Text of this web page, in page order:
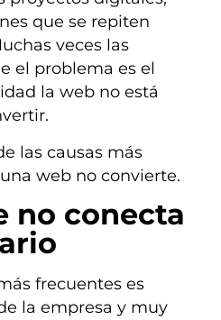
que se repiten
veces las
el problema es el
la web no está
las causas más
web no convierte.
no conecta
frecuentes es
la empresa y muy